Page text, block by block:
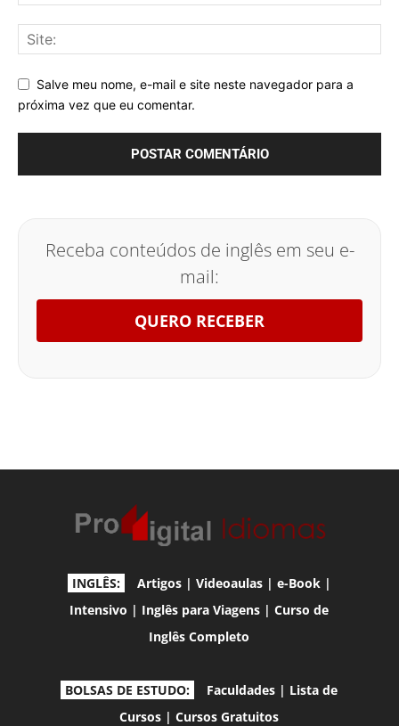
Salve meu nome, e-mail e site neste navegador para a
próxima vez que eu comentar.
Receba conteúdos de inglês em seu e-
mail:
QUERO RECEBER
INGLÊS: Artigos| Videoaulas| e-Book|
Intensivo | Inglês para Viagens |Curso de
Inglês Completo
BOLSAS DE ESTUDO: Faculdades | Lista de
Cursos |Cursos Gratuitos